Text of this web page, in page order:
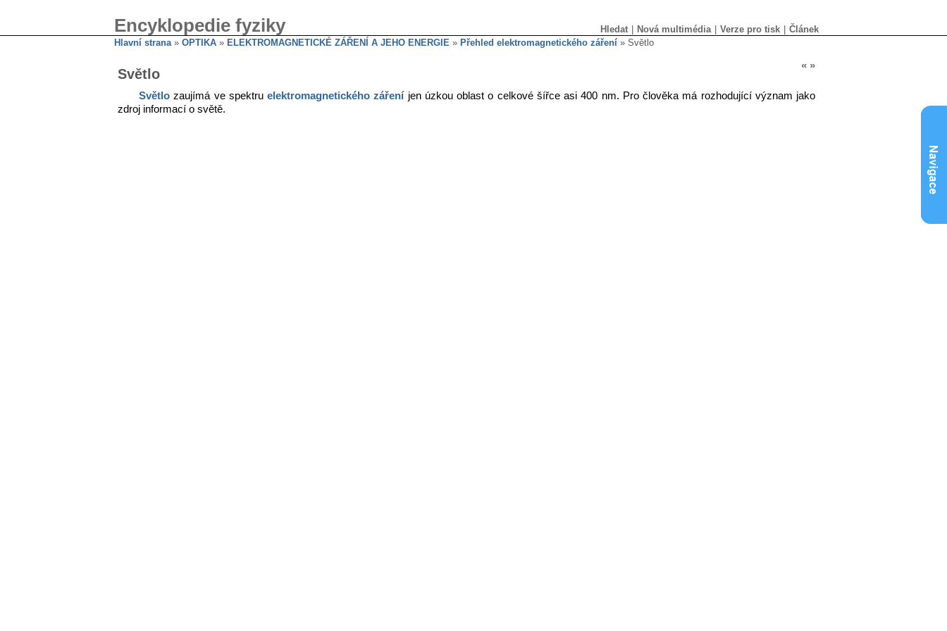
Encyklopedie fyziky Hledat Nová multimédia Verze pro tisk
Článek
Hlavní strana» OPTIKA » ELEKTROMAGNETICKÉ ZÁŘENÍ A JEHO ENERGIE » Přehled elektromagnetického záření » Světlo
« »
Světlo
Světlo zaujímá ve spektru elektromagnetického záření jen úzkou oblast o celkové šířce asi 400 nm. Pro člověka má rozhodující význam jako
zdroj informací o světě.